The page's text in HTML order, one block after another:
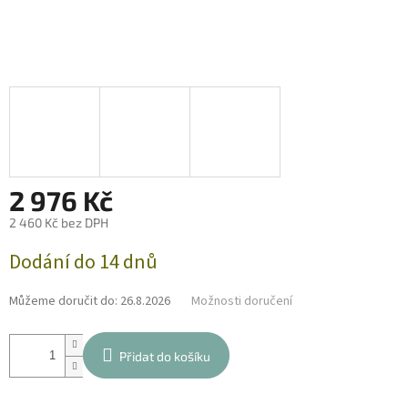
2 976 Kč
2 460 Kč bez DPH
cena:
Dodání do 14 dnů
Můžeme doručit do: 26.8.2026 Možnosti doručení
Přidat do košíku